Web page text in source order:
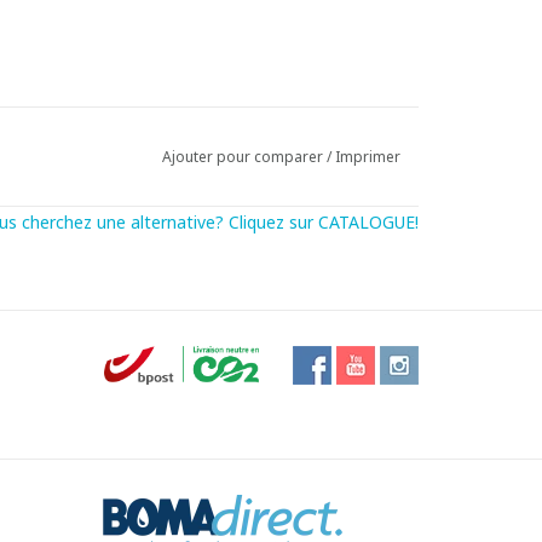
Ajouter pour comparer/Imprimer
cherchez une alternative? Cliquez sur CATALOGUE!